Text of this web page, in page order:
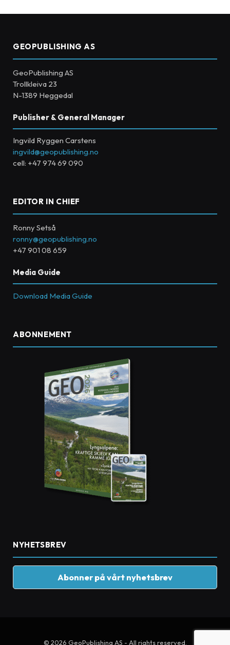
GEOPUBLISHING AS
GeoPublishing AS
Trollkleiva 23
N-1389 Heggedal
Publisher & General Manager
Ingvild Ryggen Carstens
ingvild@geopublishing.no
cell: +47 974 69 090
EDITOR IN CHIEF
Ronny Setså
ronny@geopublishing.no
+47 901 08 659
Media Guide
Download Media Guide
ABONNEMENT
NYHETSBREV
Abonner på vårt nyhetsbrev
© 2026 GeoPublishing AS - All rights reserved.